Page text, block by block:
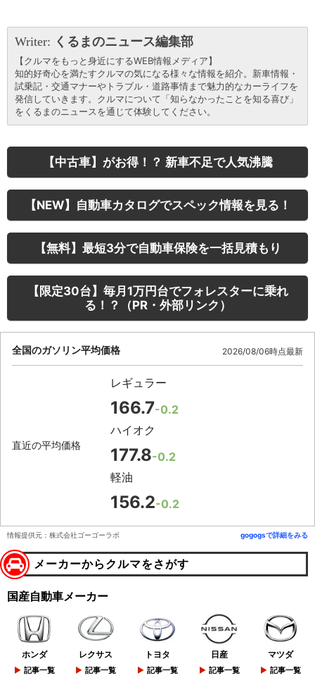
Writer: くるまのニュース編集部
【クルマをもっと身近にするWEB情報メディア】
知的好奇心を満たすクルマの気になる様々な情報を紹介。新車情報・
試乗記・交通マナーやトラブル・道路事情まで魅力的なカーライフを
発信していきます。クルマについて「知らなかったことを知る喜び」
をくるまのニュースを通じて体験してください。
【中古車】がお得！？ 新車不足で人気沸騰
【NEW】自動車カタログでスペック情報を見る！
【無料】最短3分で自動車保険を一括見積もり
【限定30台】毎月1万円台でフォレスターに乗れ
る！？（PR・外部リンク）
全国のガソリン平均価格 2026/08/06時点最新
直近の平均価格
レギュラー
166.7-0.2
ハイオク
177.8-0.2
軽油
156.2-0.2
情報提供元：株式会社ゴーゴーラボ gogogsで詳細をみる
メーカーからクルマをさがす
国産自動車メーカー
ホンダ
記事一覧
レクサス
記事一覧
トヨタ
記事一覧
日産
記事一覧
マツダ
記事一覧